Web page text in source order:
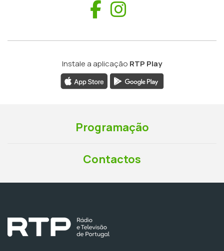
Facebook
Instale a aplicação RTP Play
Programação
Contactos